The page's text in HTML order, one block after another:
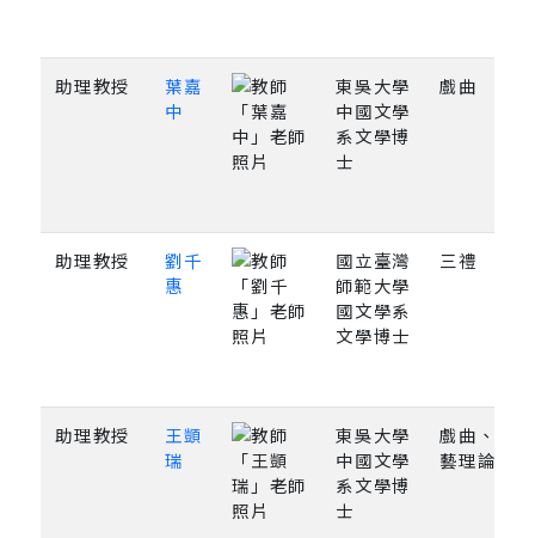
助理教授
葉嘉
中
東吳大學
中國文學
系文學博
士
戲曲
助理教授
劉千
惠
國立臺灣
師範大學
國文學系
文學博士
三禮
助理教授
王顗
瑞
東吳大學
中國文學
系文學博
士
戲曲、文
藝理論